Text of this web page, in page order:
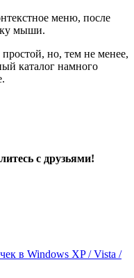
меню, после
мыши.
простой, но, тем не менее,
каталог намного
с друзьями!
в Windows XP / Vista /